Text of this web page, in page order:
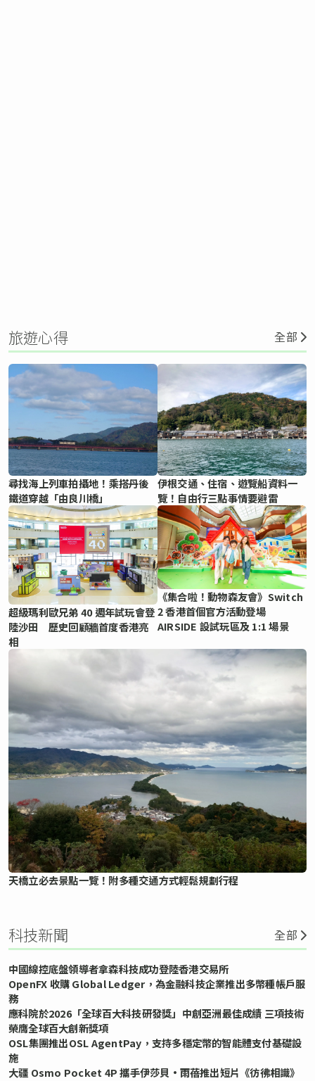
旅遊心得 全部
尋找海上列車拍攝地！乘搭丹後
鐵道穿越「由良川橋」
伊根交通、住宿、遊覽船資料一
覽！自由行三點事情要避雷
超級瑪利歐兄弟 40 週年試玩會登
陸沙田 歷史回顧牆首度香港亮
相
《集合啦！動物森友會》Switch
2 香港首個官方活動登場
AIRSIDE 設試玩區及 1:1 場景
天橋立必去景點一覽！附多種交通方式輕鬆規劃行程
科技新聞 全部
中國線控底盤領導者拿森科技成功登陸香港交易所
OpenFX 收購 Global Ledger，為金融科技企業推出多幣種帳戶服
務
應科院於2026「全球百大科技研發獎」中創亞洲最佳成績 三項技術
榮膺全球百大創新獎項
OSL集團推出OSL AgentPay，支持多穩定幣的智能體支付基礎設
施
大疆 Osmo Pocket 4P 攜手伊莎貝•雨蓓推出短片《彷彿相識》